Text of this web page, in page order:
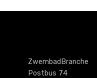
ZwembadBranche
Postbus 74